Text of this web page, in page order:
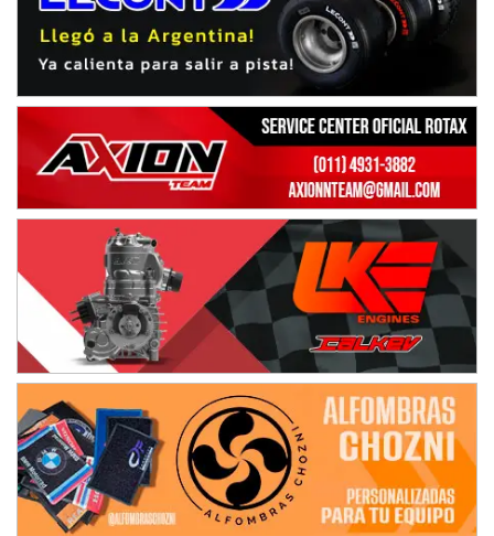
NORESTE SANTAFESINO - F6
Ciudad de Avellaneda (Asfalto)
Avellaneda (Santa Fe)
SUR SANTAFESINO - F4
José Samuel Sánchez (Tierra)
Rufino (Santa Fe)
Juan Navarro (Asfalto)
El Timbó (Tucumán)